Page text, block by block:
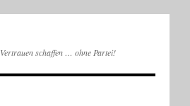
Vertrauen schaffen … ohne Partei!